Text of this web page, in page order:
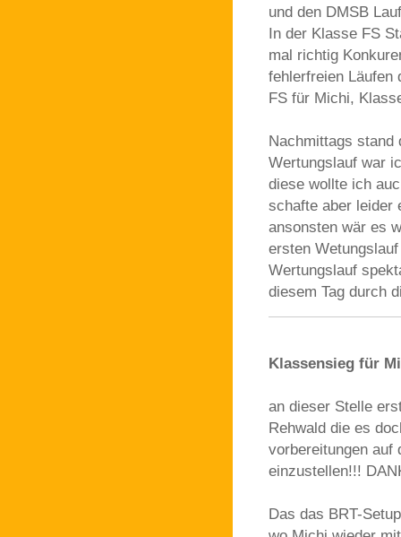
und den DMSB
In der Klasse FS
mal richtig
fehlerfreien Läufen
FS für Michi,
Nachmittags stand
Wertungslauf war
diese wollte ich
schafte aber leider
ansonsten wär es
ersten
Wertungslauf
diesem Tag durch
Klassensieg für
an dieser Stelle
Rehwald die es
vorbereitungen auf
einzustellen!!!
Das das BRT-